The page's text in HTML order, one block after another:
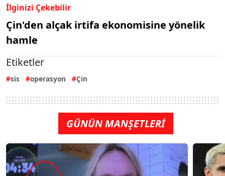
İlginizi Çekebilir
Çin'den alçak irtifa ekonomisine yönelik
hamle
Etiketler
sis operasyon Çin
GÜNÜN MANŞETLERİ